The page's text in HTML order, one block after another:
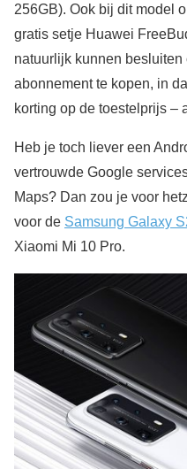
256GB). Ook bij dit model
gratis setje Huawei
natuurlijk kunnen
abonnement te kopen, in
korting op de toestelprijs –
Heb je toch liever een
vertrouwde Google
Maps? Dan zou je voor
voor de Samsung Galaxy
Xiaomi Mi 10 Pro.